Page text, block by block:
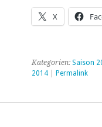
X
Kategorien: Saison
2014| Permalink